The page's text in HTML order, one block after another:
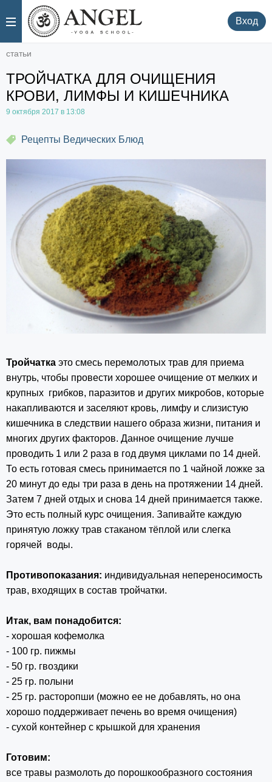
. Вход
статьи
ТРОЙЧАТКА ДЛЯ ОЧИЩЕНИЯ
КРОВИ, ЛИМФЫ И КИШЕЧНИКА
9 октября 2017 в 13:08
Рецепты Ведических Блюд
Тройчатка это смесь перемолотых трав для приема
внутрь, чтобы провести хорошее очищение от мелких и
крупных грибков, паразитов и других микробов, которые
накапливаются и заселяют кровь, лимфу и слизистую
кишечника в следствии нашего образа жизни, питания и
многих других факторов. Данное очищение лучше
проводить 1 или 2 раза в год двумя циклами по 14 дней.
То есть готовая смесь принимается по 1 чайной ложке за
20 минут до еды три раза в день на протяжении 14 дней.
Затем 7 дней отдых и снова 14 дней принимается также.
Это есть полный курс очищения. Запивайте каждую
принятую ложку трав стаканом тёплой или слегка
горячей воды.
Противопоказания: индивидуальная непереносимость
трав, входящих в состав тройчатки.
Итак, вам понадобится:
- хорошая кофемолка
- 100 гр. пижмы
- 50 гр. гвоздики
- 25 гр. полыни
- 25 гр. расторопши (можно ее не добавлять, но она
хорошо поддерживает печень во время очищения)
- сухой контейнер с крышкой для хранения
Готовим:
все травы размолоть до порошкообразного состояния